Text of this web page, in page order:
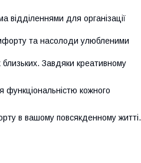
відділеннями для організації
та насолоди улюбленими
Завдяки креативному
функціональністю кожного
в вашому повсякденному житті.